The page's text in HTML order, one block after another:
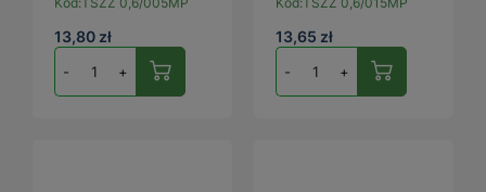
13,80 zł
- +
13,65 zł
- +